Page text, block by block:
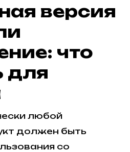
проект
версия
что
для
любой
должен быть
со